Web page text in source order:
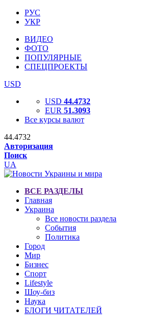
РУС
УКР
ВИДЕО
ФОТО
ПОПУЛЯРНЫЕ
СПЕЦПРОЕКТЫ
USD
USD 44.4732
EUR 51.3093
Все курсы валют
44.4732
Авторизация
Поиск
UA
ВСЕ РАЗДЕЛЫ
Главная
Украина
Все новости раздела
События
Политика
Город
Мир
Бизнес
Спорт
Lifestyle
Шоу-биз
Наука
БЛОГИ ЧИТАТЕЛЕЙ